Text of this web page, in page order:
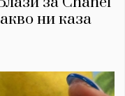
ни каза